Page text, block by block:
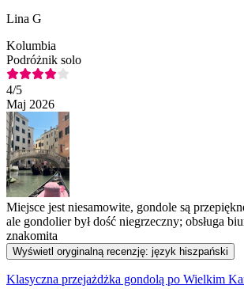
Lina G
Kolumbia
Podróżnik solo
4/5
Maj 2026
Miejsce jest niesamowite, gondole są
ale gondolier był dość niegrzeczny; obsługa
znakomita
Wyświetl oryginalną recenzję: język hiszpański
Klasyczna przejażdżka gondolą po Wielkim